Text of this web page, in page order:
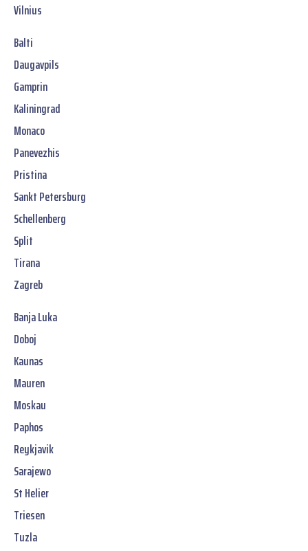
Vilnius
Balti
Daugavpils
Gamprin
Kaliningrad
Monaco
Panevezhis
Pristina
Sankt Petersburg
Schellenberg
Split
Tirana
Zagreb
Banja Luka
Doboj
Kaunas
Mauren
Moskau
Paphos
Reykjavik
Sarajewo
St Helier
Triesen
Tuzla